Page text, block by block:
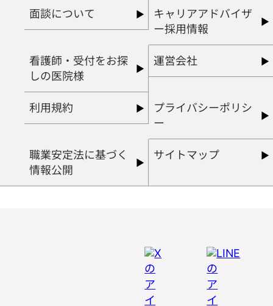
面談について
キャリアアドバイザ
ー採用情報
看護師・受付をお探
しの医院様
運営会社
利用規約
プライバシーポリシ
ー
職業安定法に基づく
情報公開
サイトマップ